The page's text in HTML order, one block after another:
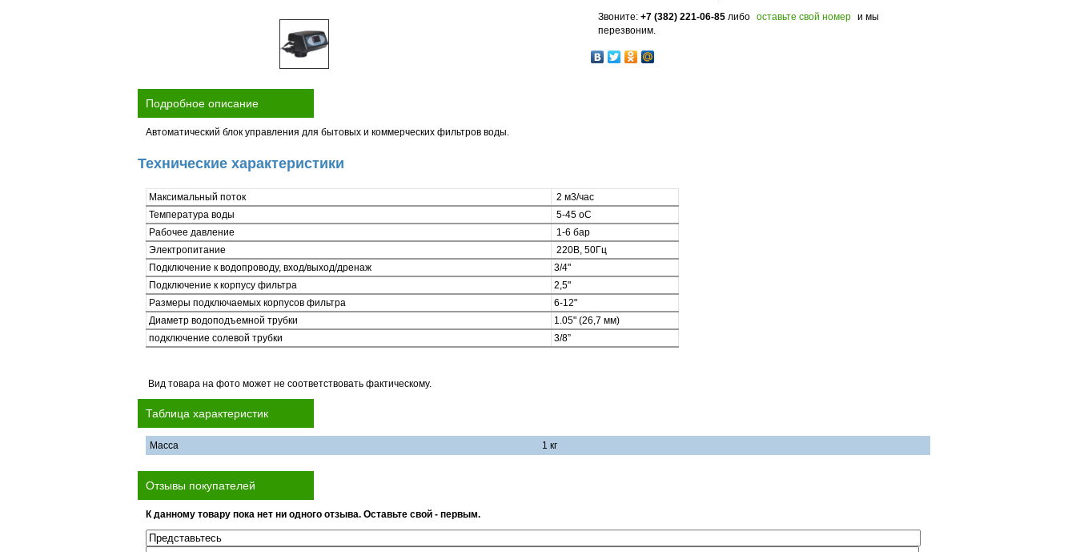
Звоните: +7 (382) 221-06-85 либо оставьте свой номер и мы
перезвоним.
Подробное описание
Автоматический блок управления для бытовых и коммерческих фильтров воды.
Технические характеристики
Максимальный поток
2 м3/час
Температура воды
5-45 оС
Рабочее давление
1-6 бар
Электропитание
220В, 50Гц
Подключение к водопроводу, вход/выход/дренаж
3/4"
Подключение к корпусу фильтра
2,5"
Размеры подключаемых корпусов фильтра
6-12"
Диаметр водоподъемной трубки
1.05" (26,7 мм)
подключение солевой трубки
3/8”
Вид товара на фото может не соответствовать фактическому.
Таблица характеристик
Масса 1 кг
Отзывы покупателей
К данному товару пока нет ни одного отзыва. Оставьте свой - первым.